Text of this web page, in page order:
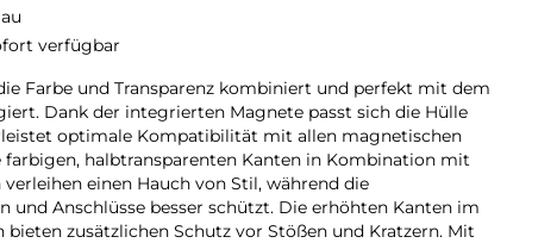
verfügbar
Farbe und Transparenz kombiniert und perfekt mit dem
Dank der integrierten Magnete passt sich die Hülle
optimale Kompatibilität mit allen magnetischen
farbigen, halbtransparenten Kanten in Kombination mit
einen Hauch von Stil, während die
und Anschlüsse besser schützt. Die erhöhten Kanten im
bieten zusätzlichen Schutz vor Stößen und Kratzern. Mit